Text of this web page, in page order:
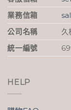
業務信箱
公司名稱
久
統一編號
HELP